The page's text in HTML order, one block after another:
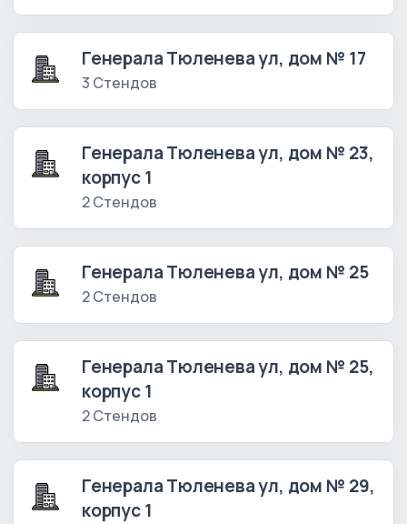
Генерала Тюленева ул, дом № 17
3 Стендов
Генерала Тюленева ул, дом № 23,
корпус 1
2 Стендов
Генерала Тюленева ул, дом № 25
2 Стендов
Генерала Тюленева ул, дом № 25,
корпус 1
2 Стендов
Генерала Тюленева ул, дом № 29,
корпус 1